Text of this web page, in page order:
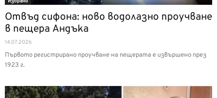
Отвъд сифона: ново водолазно проучване
в пещера Андъка
14.07.2026
Първото регистрирано проучване на пещерата е извършено през
1923 г.